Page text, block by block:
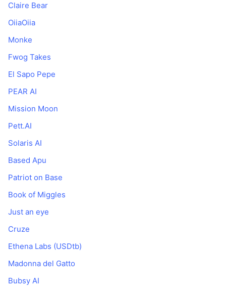
Claire Bear
OiiaOiia
Monke
Fwog Takes
El Sapo Pepe
PEAR AI
Mission Moon
Pett.AI
Solaris AI
Based Apu
Patriot on Base
Book of Miggles
Just an eye
Cruze
Ethena Labs (USDtb)
Madonna del Gatto
Bubsy AI